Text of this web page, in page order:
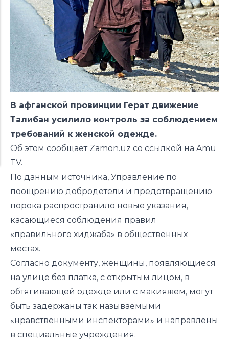
В афганской провинции Герат движение
Талибан усилило контроль за соблюдением
требований к женской одежде.
Об этом сообщает Zamon.uz со ссылкой на Amu
TV.
По данным источника, Управление по
поощрению добродетели и предотвращению
порока распространило новые указания,
касающиеся соблюдения правил
«правильного хиджаба» в общественных
местах.
Согласно документу, женщины, появляющиеся
на улице без платка, с открытым лицом, в
обтягивающей одежде или с макияжем, могут
быть задержаны так называемыми
«нравственными инспекторами» и направлены
в специальные учреждения.